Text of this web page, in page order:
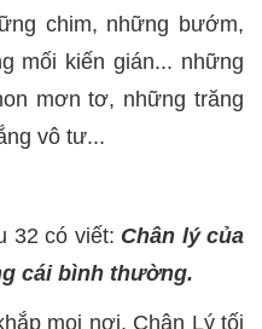
chim, những bướm,
mối kiến gián... những
mơn tơ, những trăng
vô tư...
32 có viết: Chân lý của
cái bình thường.
mọi nơi, Chân Lý tối